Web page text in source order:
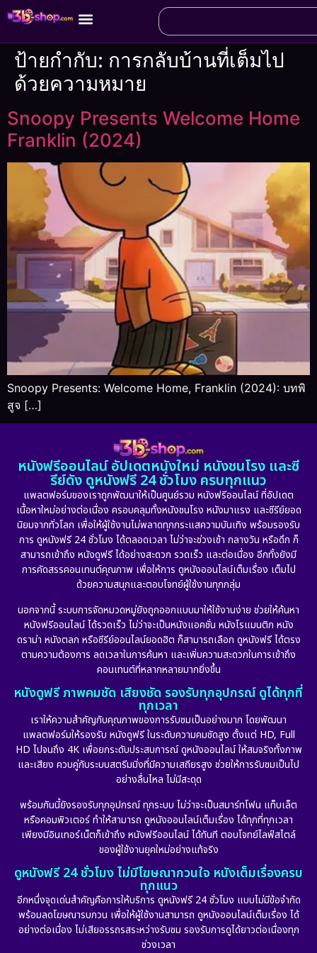
ป้ายกำกับ: การกลับบ้านที่เต็มไป
ด้วยความหมาย
Snoopy Presents Welcome Home
Franklin (2024)
Snoopy Presents: Welcome Home, Franklin (2024): บทพิ
สูจ […]
หนังฟรีออนไลน์ อัปเดตหนังใหม่ หนังชนโรง และซี
รีย์ดัง ดูหนังฟรี 24 ชั่วโมง ครบทุกแนว
แพลตฟอร์มของเราถูกพัฒนาให้เป็นศูนย์รวม หนังฟรีออนไลน์ ที่อัปเดต
เนื้อหาใหม่อย่างต่อเนื่อง ครอบคลุมทั้งหนังชนโรง หนังมาแรง และซีรีย์ยอด
นิยมจากทั่วโลก เพื่อให้ผู้ใช้งานไม่พลาดทุกกระแสความบันเทิง พร้อมรองรับ
การ ดูหนังฟรี 24 ชั่วโมง ได้ตลอดเวลา ไม่ว่าจะช่วงเช้า กลางวัน หรือดึก ก็
สามารถเข้าถึง หนังดูฟรี ได้อย่างสะดวก รวดเร็ว และต่อเนื่อง อีกทั้งยังมี
การคัดสรรคอนเทนต์คุณภาพ เพื่อให้การ ดูหนังออนไลน์เต็มเรื่อง เต็มไป
ด้วยความสนุกและตอบโจทย์ผู้ใช้งานทุกกลุ่ม
นอกจากนี้ ระบบการจัดหมวดหมู่ยังถูกออกแบบมาให้ใช้งานง่าย ช่วยให้ค้นหา
หนังฟรีออนไลน์ ได้รวดเร็ว ไม่ว่าจะเป็นหนังแอคชั่น หนังโรแมนติก หนัง
ดราม่า หนังตลก หรือซีรีย์ออนไลน์ยอดฮิต ก็สามารถเลือก ดูหนังฟรี ได้ตรง
ตามความต้องการ ลดเวลาในการค้นหา และเพิ่มความสะดวกในการเข้าถึง
คอนเทนต์ที่หลากหลายมากยิ่งขึ้น
หนังดูฟรี ภาพคมชัด เสียงชัด รองรับทุกอุปกรณ์ ดูได้ทุกที่
ทุกเวลา
เราให้ความสำคัญกับคุณภาพของการรับชมเป็นอย่างมาก โดยพัฒนา
แพลตฟอร์มให้รองรับ หนังดูฟรี ในระดับความคมชัดสูง ตั้งแต่ HD, Full
HD ไปจนถึง 4K เพื่อยกระดับประสบการณ์ ดูหนังออนไลน์ ให้สมจริงทั้งภาพ
และเสียง ควบคู่กับระบบสตรีมมิ่งที่มีความเสถียรสูง ช่วยให้การรับชมเป็นไป
อย่างลื่นไหล ไม่มีสะดุด
พร้อมกันนี้ยังรองรับทุกอุปกรณ์ ทุกระบบ ไม่ว่าจะเป็นสมาร์ทโฟน แท็บเล็ต
หรือคอมพิวเตอร์ ทำให้สามารถ ดูหนังออนไลน์เต็มเรื่อง ได้ทุกที่ทุกเวลา
เพียงมีอินเทอร์เน็ตก็เข้าถึง หนังฟรีออนไลน์ ได้ทันที ตอบโจทย์ไลฟ์สไตล์
ของผู้ใช้งานยุคใหม่อย่างแท้จริง
ดูหนังฟรี 24 ชั่วโมง ไม่มีโฆษณากวนใจ หนังเต็มเรื่องครบ
ทุกแนว
อีกหนึ่งจุดเด่นสำคัญคือการให้บริการ ดูหนังฟรี 24 ชั่วโมง แบบไม่มีข้อจำกัด
พร้อมลดโฆษณารบกวน เพื่อให้ผู้ใช้งานสามารถ ดูหนังออนไลน์เต็มเรื่อง ได้
อย่างต่อเนื่อง ไม่เสียอรรถรสระหว่างรับชม รองรับการดูได้ยาวต่อเนื่องทุก
ช่วงเวลา